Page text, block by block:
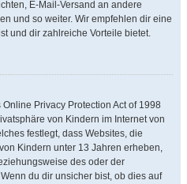
E-Mail-Versand an andere
und so weiter. Wir empfehlen dir eine
und dir zahlreiche Vorteile bietet.
Privacy Protection Act of 1998
von Kindern im Internet von
festlegt, dass Websites, die
Kindern unter 13 Jahren erheben,
des oder der
du dir unsicher bist, ob dies auf